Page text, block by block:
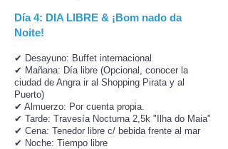
Día 4: DIA LIBRE & ¡Bom nado da
Noite!
✔ Desayuno: Buffet internacional
✔ Mañana: Día libre (Opcional, conocer la
ciudad de Angra ir al Shopping Pirata y al
Puerto)
✔ Almuerzo: Por cuenta propia.
✔ Tarde: Travesía Nocturna 2,5k "Ilha do Maia"
✔ Cena: Tenedor libre c/ bebida frente al mar
✔ Noche: Tiempo libre